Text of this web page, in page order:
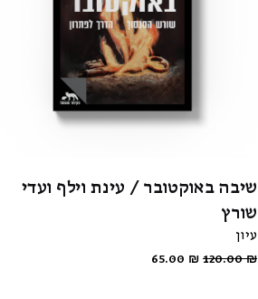
שיבה באוקטובר / עינת וילף ועדי
שורץ
עיון
120.00₪
65.00 ₪